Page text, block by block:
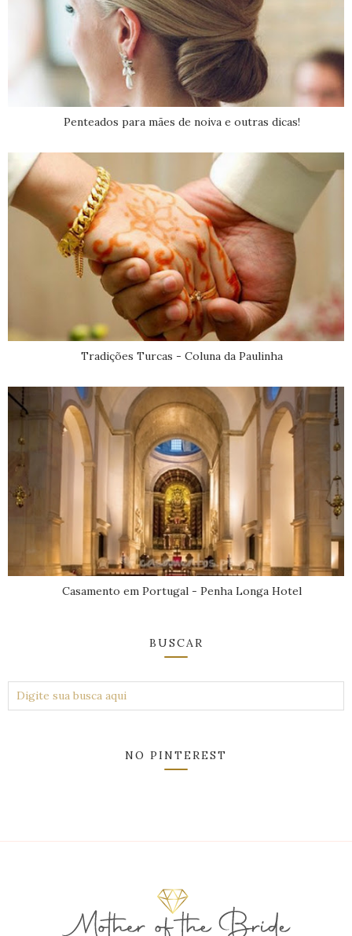
Penteados para mães de noiva e outras dicas!
Tradições Turcas - Coluna da Paulinha
Casamento em Portugal - Penha Longa Hotel
BUSCAR
NO PINTEREST